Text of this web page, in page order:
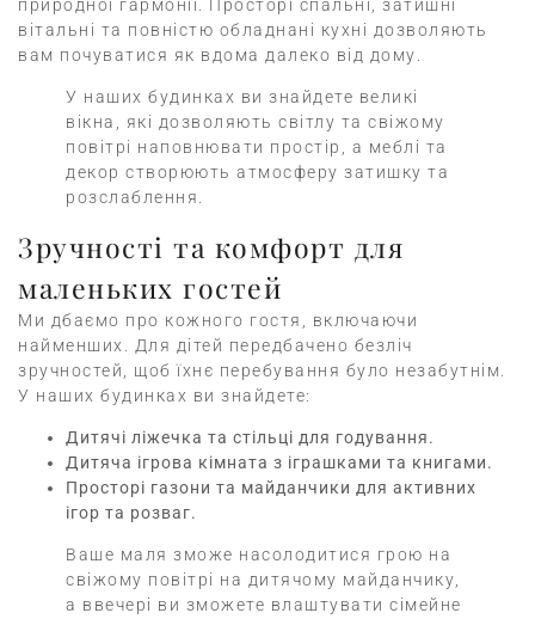
природної гармонії. Просторі спальні, затишні
вітальні та повністю обладнані кухні дозволяють
вам почуватися як вдома далеко від дому.
У наших будинках ви знайдете великі
вікна, які дозволяють світлу та свіжому
повітрі наповнювати простір, а меблі та
декор створюють атмосферу затишку та
розслаблення.
Зручності та комфорт для
маленьких гостей
Ми дбаємо про кожного гостя, включаючи
найменших. Для дітей передбачено безліч
зручностей, щоб їхнє перебування було незабутнім.
У наших будинках ви знайдете:
Дитячі ліжечка та стільці для годування.
Дитяча ігрова кімната з іграшками та книгами.
Просторі газони та майданчики для активних
ігор та розваг.
Ваше маля зможе насолодитися грою на
свіжому повітрі на дитячому майданчику,
а ввечері ви зможете влаштувати сімейне